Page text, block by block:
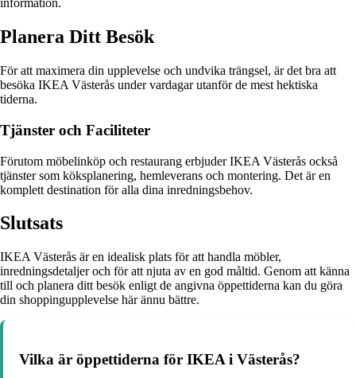
information.
Planera Ditt Besök
För att maximera din upplevelse och undvika trängsel, är det bra att
besöka IKEA Västerås under vardagar utanför de mest hektiska
tiderna.
Tjänster och Faciliteter
Förutom möbelinköp och restaurang erbjuder IKEA Västerås också
tjänster som köksplanering, hemleverans och montering. Det är en
komplett destination för alla dina inredningsbehov.
Slutsats
IKEA Västerås är en idealisk plats för att handla möbler,
inredningsdetaljer och för att njuta av en god måltid. Genom att känna
till och planera ditt besök enligt de angivna öppettiderna kan du göra
din shoppingupplevelse här ännu bättre.
Vilka är öppettiderna för IKEA i Västerås?